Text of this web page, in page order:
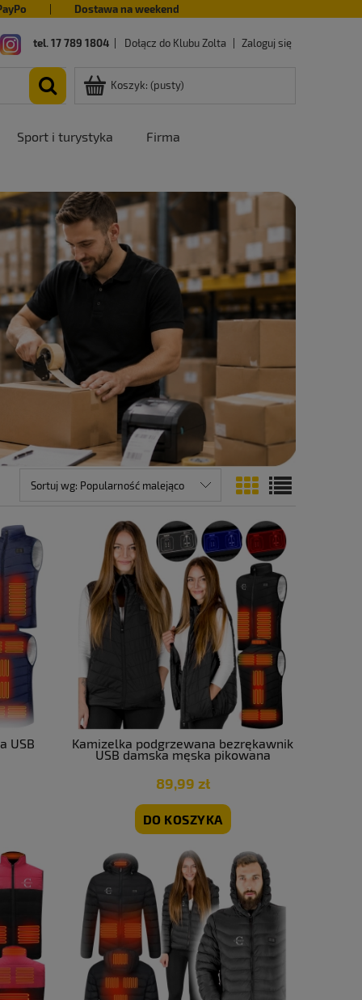
Dostawa na weekend
tel. 17 789 1804 Dołącz do Klubu Zolta Zaloguj się
Koszyk: (pusty)
Sport i turystyka Firma
Sortuj wg: Popularność malejąco
USB Kamizelka podgrzewana bezrękawnik
USB damska męska pikowana
89,99 zł
DO KOSZYKA